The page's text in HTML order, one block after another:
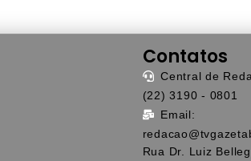
Contatos
Central de
(22) 3190 - 0801
Email:
Rua Dr. Luiz